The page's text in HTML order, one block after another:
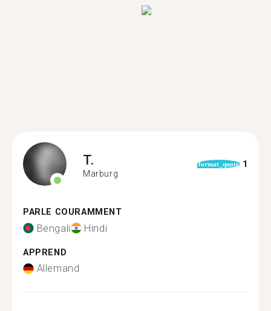
T.
Marburg
format_quote 1
PARLE COURAMMENT
Bengali Hindi
APPREND
Allemand